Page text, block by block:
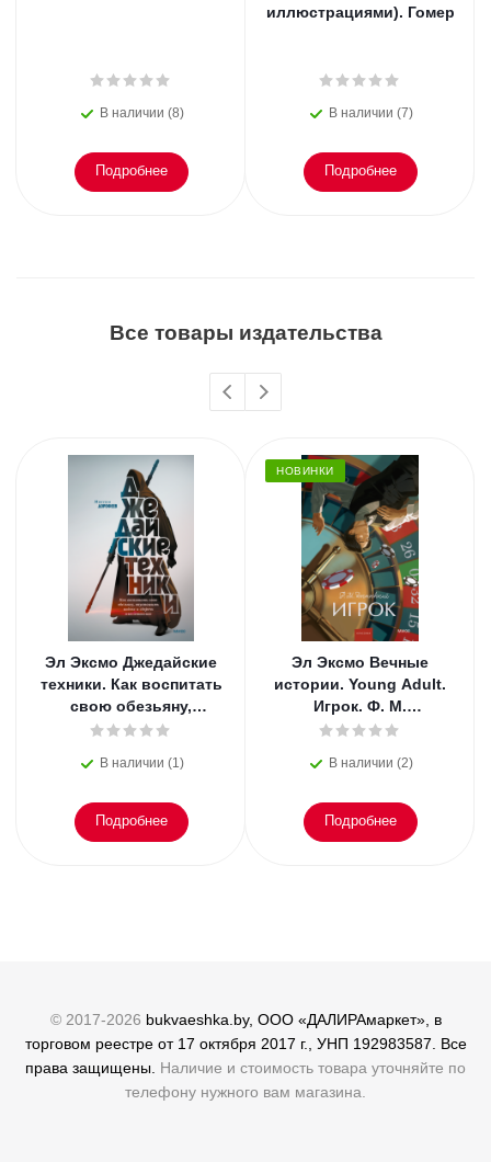
В наличии (8)
Подробнее
иллюстрациями). Гомер
В наличии (7)
Подробнее
Все товары издательства
Эл Эксмо Джедайские
техники. Как воспитать
свою обезьяну,
опустошить инбокс и
В наличии (1)
Подробнее
НОВИНКИ
Эл Эксмо Вечные
истории. Young Adult.
Игрок. Ф. М.
Достоевский
В наличии (2)
Подробнее
© 2017-2026 bukvaeshka.by, ООО «ДАЛИРАмаркет», в
торговом реестре от 17 октября 2017 г., УНП 192983587. Все
права защищены. Наличие и стоимость товара уточняйте по
телефону нужного вам магазина.